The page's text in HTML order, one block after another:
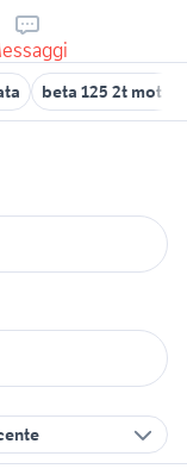
beta 125 2t moto